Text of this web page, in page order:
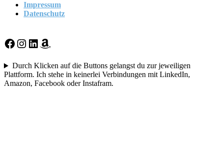
Impressum
Datenschutz
Facebook Instagram LinkedIn Amazon
Durch Klicken auf die Buttons gelangst du zur jeweiligen
Plattform. Ich stehe in keinerlei Verbindungen mit LinkedIn,
Amazon, Facebook oder Instafram.